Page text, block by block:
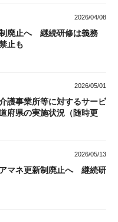
2026/04/08
廃止へ 継続研修は義務
止も
2026/05/01
護事業所等に対するサービ
府県の実施状況（随時更
2026/05/13
マネ更新制廃止へ 継続研